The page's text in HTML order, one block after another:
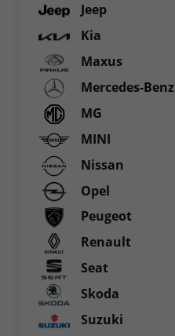
Jeep
Kia
Maxus
Mercedes-Benz
MG
MINI
Nissan
Opel
Peugeot
Renault
Seat
Skoda
Suzuki